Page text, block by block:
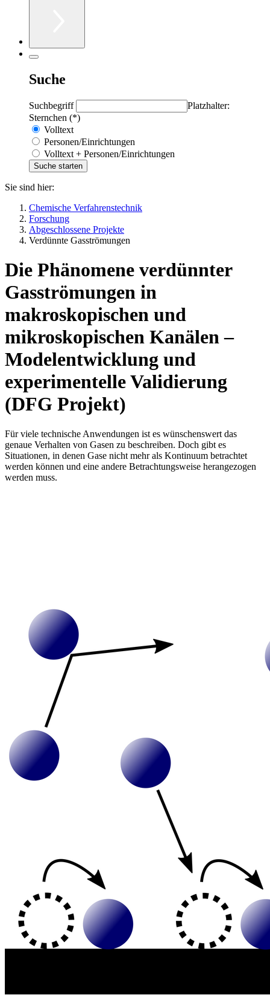
Suche
Suchbegriff
Platzhalter:
Sternchen (*)
Volltext
Personen/Einrichtungen
Volltext + Personen/Einrichtungen
Sie sind hier:
Chemische Verfahrenstechnik
Forschung
Abgeschlossene Projekte
Verdünnte Gasströmungen
Die Phänomene verdünnter
Gasströmungen in
makroskopischen und
mikroskopischen Kanälen –
Modelentwicklung und
experimentelle Validierung
(DFG Projekt)
Für viele technische Anwendungen ist es wünschenswert das
genaue Verhalten von Gasen zu beschreiben. Doch gibt es
Situationen, in denen Gase nicht mehr als Kontinuum betrachtet
werden können und eine andere Betrachtungsweise herangezogen
werden muss.